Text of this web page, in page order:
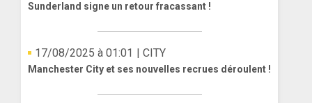
Sunderland signe un retour fracassant !
17/08/2025 à 01:01 | CITY
Manchester City et ses nouvelles recrues déroulent !